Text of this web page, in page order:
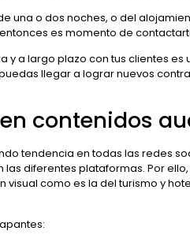
una o dos noches, o del
es momento de
y a largo plazo con tus clientes
llegar a lograr nuevos
contenidos
tendencia en todas las redes
diferentes plataformas. Por
visual como es la del turismo y